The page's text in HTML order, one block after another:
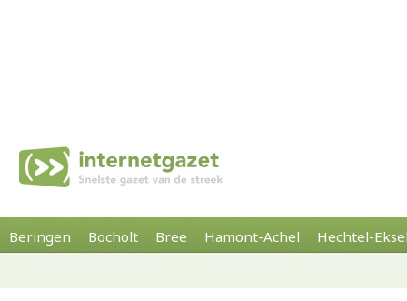
Beringen Bocholt Bree Hamont-Achel Hechtel-